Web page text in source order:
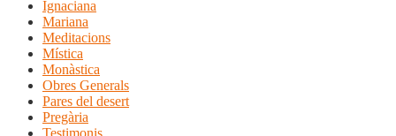
Ignaciana
Mariana
Meditacions
Mística
Monàstica
Obres Generals
Pares del desert
Pregària
Testimonis